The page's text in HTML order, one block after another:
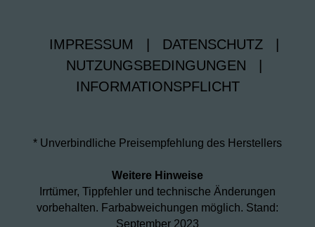
IMPRESSUM DATENSCHUTZ
NUTZUNGSBEDINGUNGEN
INFORMATIONSPFLICHT
* Unverbindliche Preisempfehlung des Herstellers
Weitere Hinweise
Irrtümer, Tippfehler und technische Änderungen
vorbehalten. Farbabweichungen möglich. Stand:
September 2023